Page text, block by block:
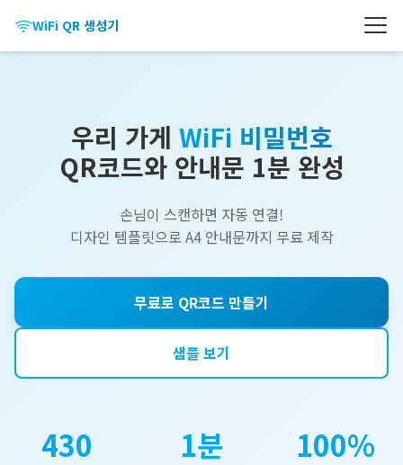
WiFi QR 생성기
우리 가게 WiFi 비밀번호
QR코드와 안내문 1분 완성
손님이 스캔하면 자동 연결!
디자인 템플릿으로 A4 안내문까지 무료 제작
무료로 QR코드 만들기
샘플 보기
430 1분 100%